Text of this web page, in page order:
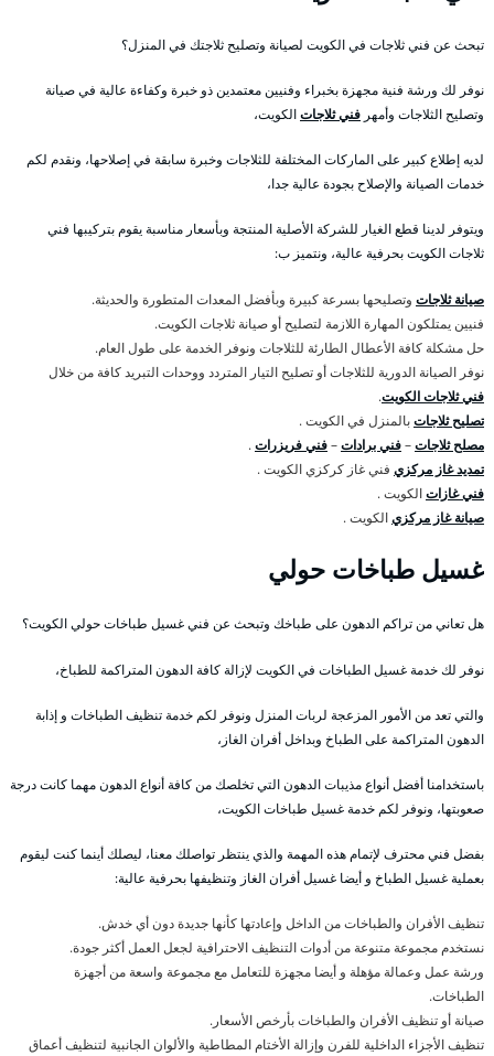
تبحث عن فني ثلاجات في الكويت لصيانة وتصليح ثلاجتك في المنزل؟
نوفر لك ورشة فنية مجهزة بخبراء وفنيين معتمدين ذو خبرة وكفاءة عالية في صيانة
وتصليح الثلاجات وأمهر فني ثلاجاتالكويت،
لديه إطلاع كبير على الماركات المختلفة للثلاجات وخبرة سابقة في إصلاحها، ونقدم لكم
خدمات الصيانة والإصلاح بجودة عالية جدا،
ويتوفر لدينا قطع الغيار للشركة الأصلية المنتجة وبأسعار مناسبة يقوم بتركيبها فني
ثلاجات الكويت بحرفية عالية، ونتميز ب:
صيانة ثلاجات وتصليحها بسرعة كبيرة وبأفضل المعدات المتطورة والحديثة.
فنيين يمتلكون المهارة اللازمة لتصليح أو صيانة ثلاجات الكويت.
حل مشكلة كافة الأعطال الطارئة للثلاجات ونوفر الخدمة على طول العام.
نوفر الصيانة الدورية للثلاجات أو تصليح التيار المتردد ووحدات التبريد كافة من خلال
فني ثلاجات الكويت.
تصليح ثلاجاتبالمنزل في الكويت .
مصلح ثلاجات–فني برادات–فني فريزرات.
تمديد غاز مركزي فني غاز كركزي الكويت .
فني غازاتالكويت .
صيانة غاز مركزيالكويت .
غسيل طباخات حولي
هل تعاني من تراكم الدهون على طباخك وتبحث عن فني غسيل طباخات حولي الكويت؟
نوفر لك خدمة غسيل الطباخات في الكويت لإزالة كافة الدهون المتراكمة للطباخ،
والتي تعد من الأمور المزعجة لربات المنزل ونوفر لكم خدمة تنظيف الطباخات و إذابة
الدهون المتراكمة على الطباخ وبداخل أفران الغاز،
باستخدامنا أفضل أنواع مذيبات الدهون التي تخلصك من كافة أنواع الدهون مهما كانت درجة
صعوبتها، ونوفر لكم خدمة غسيل طباخات الكويت،
بفضل فني محترف لإتمام هذه المهمة والذي ينتظر تواصلك معنا، ليصلك أينما كنت ليقوم
بعملية غسيل الطباخ و أيضا غسيل أفران الغاز وتنظيفها بحرفية عالية:
تنظيف الأفران والطباخات من الداخل وإعادتها كأنها جديدة دون أي خدش.
نستخدم مجموعة متنوعة من أدوات التنظيف الاحترافية لجعل العمل أكثر جودة.
ورشة عمل وعمالة مؤهلة و أيضا مجهزة للتعامل مع مجموعة واسعة من أجهزة
الطباخات.
صيانة أو تنظيف الأفران والطباخات بأرخص الأسعار.
تنظيف الأجزاء الداخلية للفرن وإزالة الأختام المطاطية والألوان الجانبية لتنظيف أعماق